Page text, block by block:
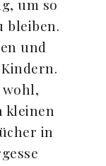
um so
bleiben.
und
kleinen
in